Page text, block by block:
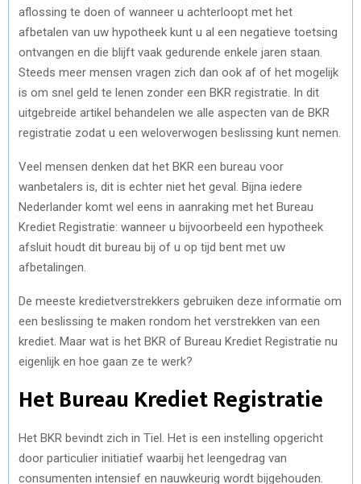
aflossing te doen of wanneer u achterloopt met het
afbetalen van uw hypotheek kunt u al een negatieve toetsing
ontvangen en die blijft vaak gedurende enkele jaren staan.
Steeds meer mensen vragen zich dan ook af of het mogelijk
is om snel geld te lenen zonder een BKR registratie. In dit
uitgebreide artikel behandelen we alle aspecten van de BKR
registratie zodat u een weloverwogen beslissing kunt nemen.
Veel mensen denken dat het BKR een bureau voor
wanbetalers is, dit is echter niet het geval. Bijna iedere
Nederlander komt wel eens in aanraking met het Bureau
Krediet Registratie: wanneer u bijvoorbeeld een hypotheek
afsluit houdt dit bureau bij of u op tijd bent met uw
afbetalingen.
De meeste kredietverstrekkers gebruiken deze informatie om
een beslissing te maken rondom het verstrekken van een
krediet. Maar wat is het BKR of Bureau Krediet Registratie nu
eigenlijk en hoe gaan ze te werk?
Het Bureau Krediet Registratie
Het BKR bevindt zich in Tiel. Het is een instelling opgericht
door particulier initiatief waarbij het leengedrag van
consumenten intensief en nauwkeurig wordt bijgehouden.